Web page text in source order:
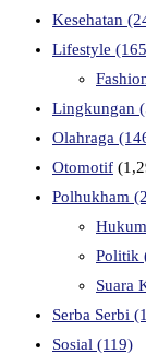
Kesehatan
Lifestyle
Lingkungan
Olahraga
Otomotif
Polhukham
Politik
Suara
Serba Serbi
Sosial (119)